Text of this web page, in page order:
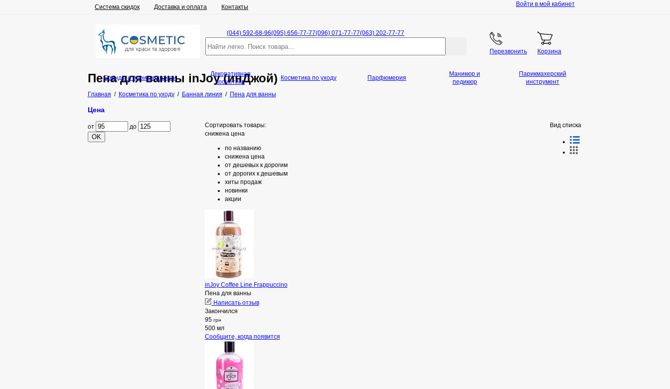
Система скидок Доставка и оплата Контакты Войти в мой кабинет
(044) 592-68-96(095) 656-77-77(096) 071-77-77(063) 202-77-77
Перезвонить Корзина
Пена для ванны inJoy (инДжой)
Главная / Косметика по уходу/ Банная линия / Пена для ванны
Вид списка
Сортировать товары:
снижена цена
по названию
снижена цена
от дешевых к дорогим
от дорогих к дешевым
хиты продаж
новинки
акции
inJoy Coffee Line Frappuccino
Пена для ванны
Написать отзыв
Закончился
95 грн
500 мл
Сообщите, когда появится
Бренды и производители
Декоративная
косметика
Косметика по уходу Парфюмерия
Маникюр и
педикюр
Парикмахерский
инструмент
Цена
от до
OK